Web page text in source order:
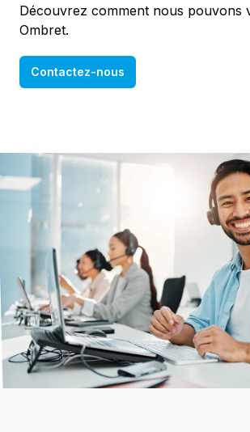
Découvrez comment nous pouvons
Ombret.
Contactez-nous